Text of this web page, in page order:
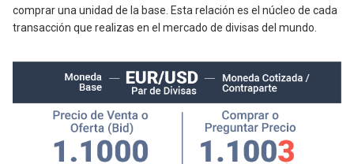
comprar una unidad de la base. Esta relación es el núcleo de cada
transacción que realizas en el mercado de divisas del mundo.